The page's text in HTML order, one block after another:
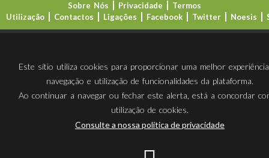
Sobre Nós Privacidade
Termos
Utilização
Contactos Ligações Facebook Twitter Noesis
Este sítio utiliza cookies para proporcionar uma melhor
navegação e utilização de funcionalidades da plataforma.
Ao continuar a navegar ou fechar este alerta, está a concordar
utilização de cookies.
Consulte a nossa política de privacidade